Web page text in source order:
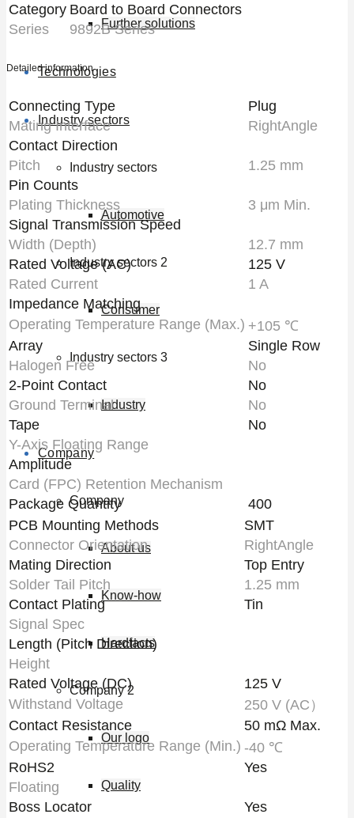
Further solutions
Technologies
Industry sectors
Industry sectors
Automotive
Industry sectors 2
Consumer
Industry sectors 3
Industry
Company
Company
About us
Know-how
Hardfacts
Company 2
Our logo
Quality
Category Board to Board Connectors
Series
9892B Series
Detailed information
Connecting Type
Plug
Mating Interface
RightAngle
Contact Direction
Pitch
1.25 mm
Pin Counts
Plating Thickness
3 μm Min.
Signal Transmission Speed
Width (Depth)
12.7 mm
Rated Voltage (AC)
125 V
Rated Current
1 A
Impedance Matching
Operating Temperature Range (Max.) +105 ℃
Array
Single Row
Halogen Free
No
2-Point Contact
No
Ground Terminal
No
Tape
No
Y-Axis Floating Range
Amplitude
Card (FPC) Retention Mechanism
Package Quantity
400
PCB Mounting Methods
SMT
Connector Orientation
RightAngle
Mating Direction
Top Entry
Solder Tail Pitch
1.25 mm
Contact Plating
Tin
Signal Spec
Length (Pitch Direction)
Height
Rated Voltage (DC)
125 V
Withstand Voltage
250 V (AC）
Contact Resistance
50 mΩ Max.
Operating Temperature Range (Min.) -40 ℃
RoHS2
Yes
Floating
Boss Locator
Yes